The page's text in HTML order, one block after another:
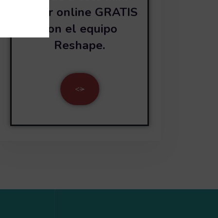
taller online GRATIS
con el equipo
Reshape.
<>